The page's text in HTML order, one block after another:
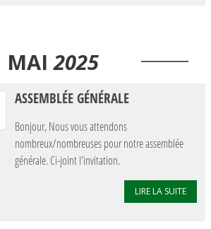
MAI 2025
ASSEMBLÉE GÉNÉRALE
Bonjour, Nous vous attendons
nombreux/nombreuses pour notre assemblée
générale. Ci-joint l'invitation.
LIRE LA SUITE